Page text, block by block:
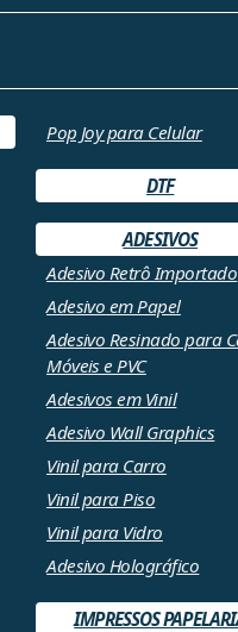
Pop Joy para Celular
DTF
ADESIVOS
Adesivo Retrô Importado
Adesivo em Papel
Adesivo Resinado para
Móveis e PVC
Adesivos em Vinil
Adesivo Wall Graphics
Vinil para Carro
Vinil para Piso
Vinil para Vidro
Adesivo Holográfico
IMPRESSOS